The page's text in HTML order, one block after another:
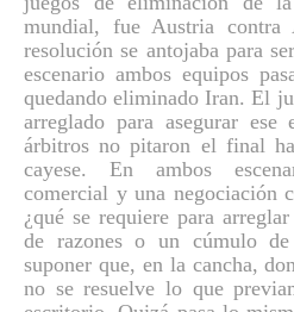
mundial, fue Austria
resolución se antojaba para
escenario ambos equipos
quedando eliminado Iran. El
arreglado para asegurar
árbitros no pitaron el final
cayese. En ambos
comercial y una negociación
¿qué se requiere para
de razones o un cúmulo de
suponer que, en la cancha,
no se resuelve lo que